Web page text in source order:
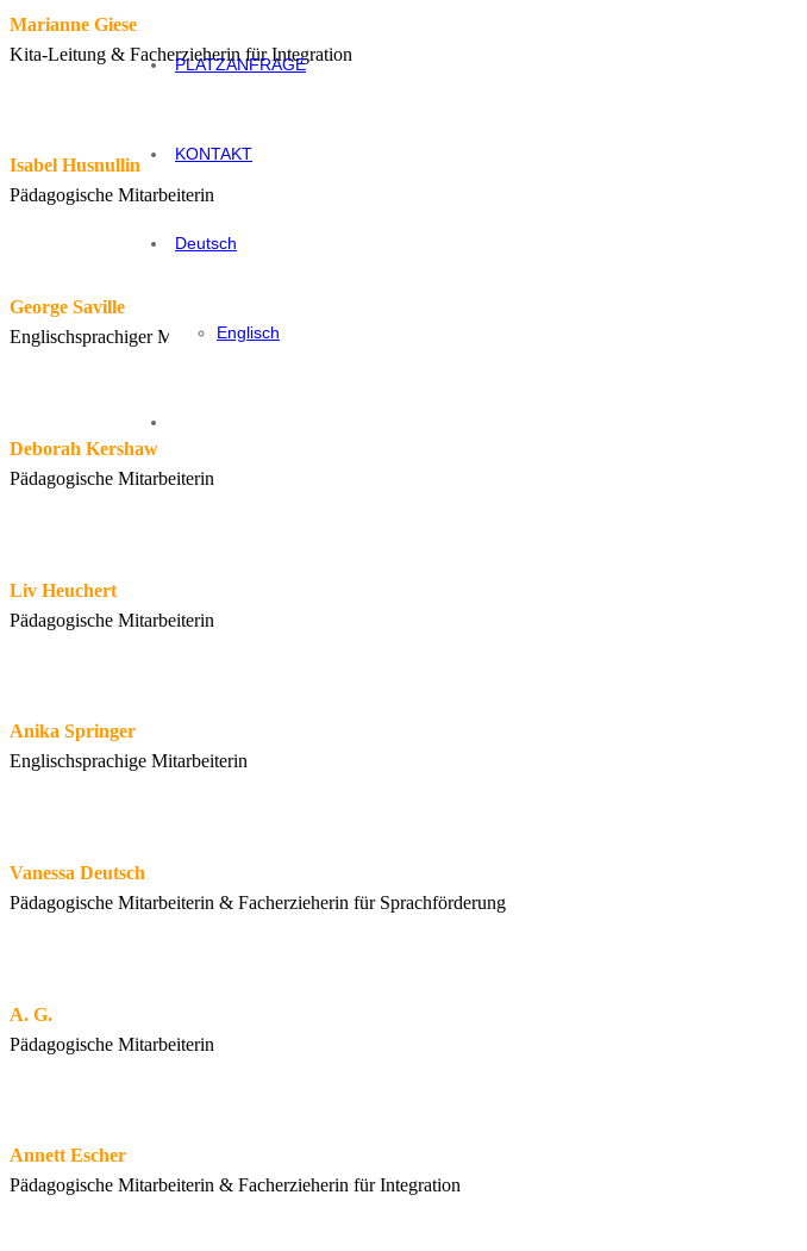
PLATZANFRAGE
KONTAKT
Deutsch
Englisch
Marianne Giese
Kita-Leitung & Facherzieherin für Integration
Isabel Husnullin
Pädagogische Mitarbeiterin
George Saville
Englischsprachiger Mitarbeiter
Deborah Kershaw
Pädagogische Mitarbeiterin
Liv Heuchert
Pädagogische Mitarbeiterin
Anika Springer
Englischsprachige Mitarbeiterin
Vanessa Deutsch
Pädagogische Mitarbeiterin & Facherzieherin für Sprachförderung
A. G.
Pädagogische Mitarbeiterin
Annett Escher
Pädagogische Mitarbeiterin & Facherzieherin für Integration